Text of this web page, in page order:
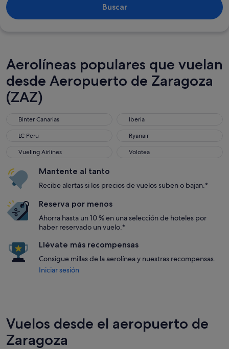
Buscar
Aerolíneas populares que vuelan
desde Aeropuerto de Zaragoza
(ZAZ)
Binter Canarias
Iberia
LC Peru
Ryanair
Vueling Airlines
Volotea
Mantente al tanto
Recibe alertas si los precios de vuelos suben o bajan.*
Reserva por menos
Ahorra hasta un 10 % en una selección de hoteles por
haber reservado un vuelo.*
Llévate más recompensas
Consigue millas de la aerolínea y nuestras recompensas.
Iniciar sesión
Vuelos desde el aeropuerto de
Zaragoza